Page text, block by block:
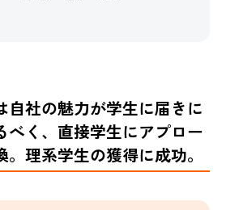
自社の魅力が学生に届きに
べく、直接学生にアプロー
理系学生の獲得に成功。